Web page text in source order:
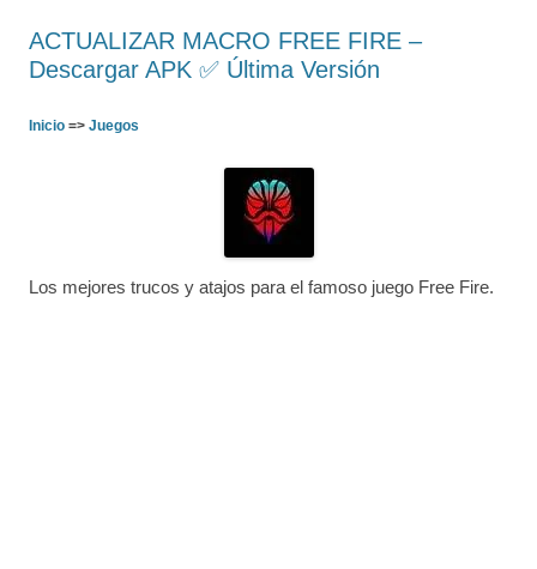
ACTUALIZAR MACRO FREE FIRE –
Descargar APK ✅️ Última Versión
Inicio => Juegos
Los mejores trucos y atajos para el famoso juego Free Fire.